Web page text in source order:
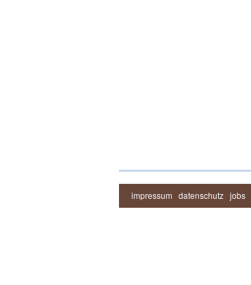
impressum datenschutz jobs